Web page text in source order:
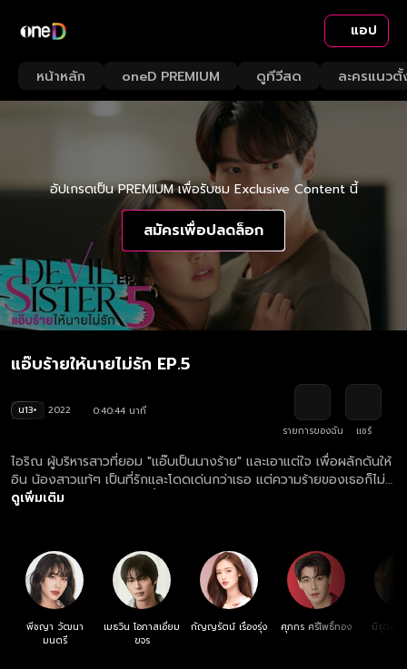
แอป
หน้าหลัก oneD PREMIUM ดูทีวีสด ละครแนวตั้
อัปเกรดเป็น PREMIUM เพื่อรับชม Exclusive Content นี้
สมัครเพื่อปลดล็อก
แอ๊บร้ายให้นายไม่รัก EP.5
น13+ 2022
0:40:44 นาที
รายการของฉัน
แชร์
ไอริณ ผู้บริหารสาวที่ยอม "แอ๊บเป็นนางร้าย" และเอาแต่ใจ เพื่อผลักดันให้
อิน น้องสาวแท้ๆ เป็นที่รักและโดดเด่นกว่าเธอ แต่ความร้ายของเธอก็ไม่
สามารถหยุดความรักของ น้ำชา สัตวแพทย์หนุ่มรุ่นน้องข้างบ้านที่เป็น
ดูเพิ่มเติม
พีชญา วัฒนา
มนตรี
เมธวิน โอภาสเอี่ยม
ขจร
กัญญรัตน์ เรืองรุ่ง ศุภกร ศรีโพธิ์ทอง นิรุตติ์ ศิ